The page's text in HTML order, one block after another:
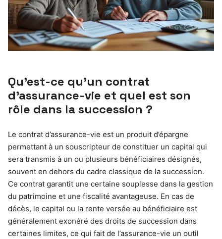
Qu’est-ce qu’un contrat
d’assurance-vie et quel est son
rôle dans la succession ?
Le contrat d’assurance-vie est un produit d’épargne
permettant à un souscripteur de constituer un capital qui
sera transmis à un ou plusieurs bénéficiaires désignés,
souvent en dehors du cadre classique de la succession.
Ce contrat garantit une certaine souplesse dans la gestion
du patrimoine et une fiscalité avantageuse. En cas de
décès, le capital ou la rente versée au bénéficiaire est
généralement exonéré des droits de succession dans
certaines limites, ce qui fait de l’assurance-vie un outil